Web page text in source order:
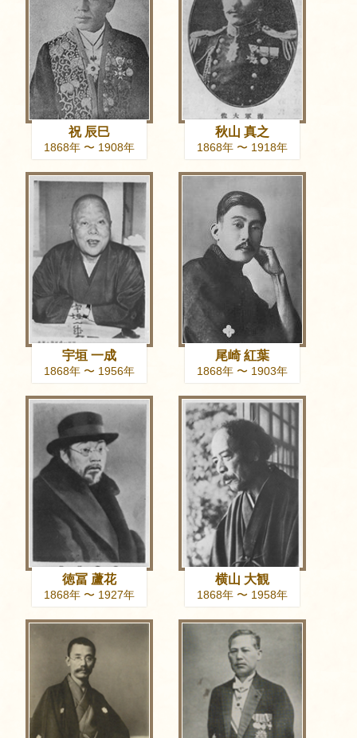
祝 辰巳
1868年 〜 1908年
秋山 真之
1868年 〜 1918年
宇垣 一成
1868年 〜 1956年
尾崎 紅葉
1868年 〜 1903年
徳冨 蘆花
1868年 〜 1927年
横山 大観
1868年 〜 1958年